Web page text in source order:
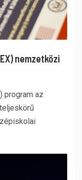
nemzetközi
program az